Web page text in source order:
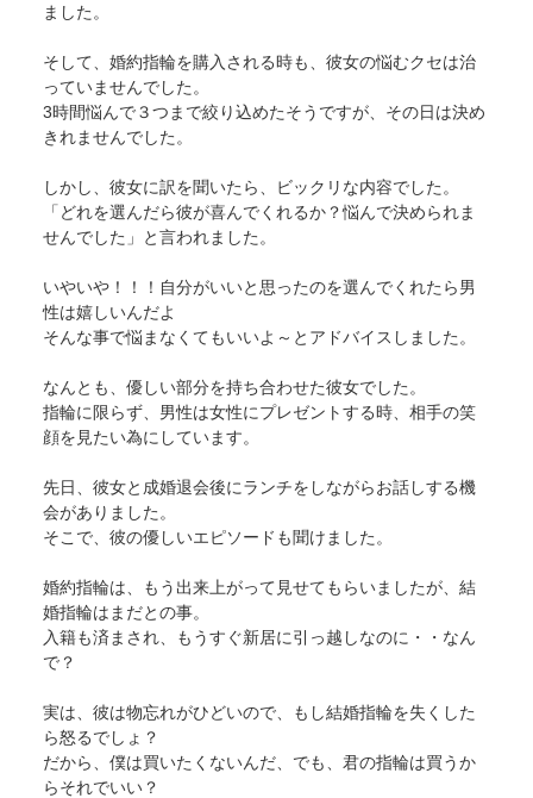
ました。
そして、婚約指輪を購入される時も、彼女の悩むクセは治
っていませんでした。
3時間悩んで３つまで絞り込めたそうですが、その日は決め
きれませんでした。
しかし、彼女に訳を聞いたら、ビックリな内容でした。
「どれを選んだら彼が喜んでくれるか？悩んで決められま
せんでした」と言われました。
いやいや！！！自分がいいと思ったのを選んでくれたら男
性は嬉しいんだよ
そんな事で悩まなくてもいいよ～とアドバイスしました。
なんとも、優しい部分を持ち合わせた彼女でした。
指輪に限らず、男性は女性にプレゼントする時、相手の笑
顔を見たい為にしています。
先日、彼女と成婚退会後にランチをしながらお話しする機
会がありました。
そこで、彼の優しいエピソードも聞けました。
婚約指輪は、もう出来上がって見せてもらいましたが、結
婚指輪はまだとの事。
入籍も済まされ、もうすぐ新居に引っ越しなのに・・なん
で？
実は、彼は物忘れがひどいので、もし結婚指輪を失くした
ら怒るでしょ？
だから、僕は買いたくないんだ、でも、君の指輪は買うか
らそれでいい？